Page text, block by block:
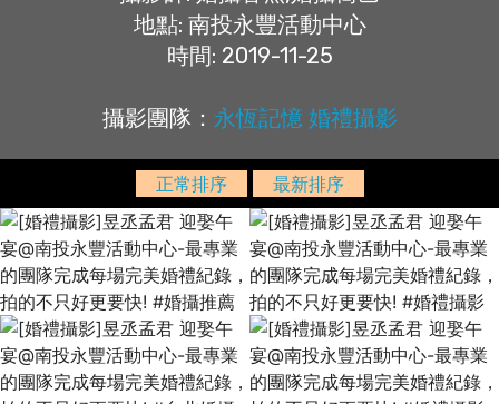
地點: 南投永豐活動中心
時間: 2019-11-25
攝影團隊： 永恆記憶 婚禮攝影
正常排序 最新排序